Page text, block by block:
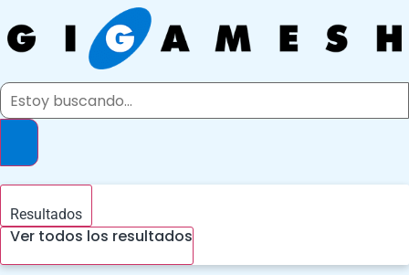
al
contenido
Search
Resultados
Ver todos los resultados